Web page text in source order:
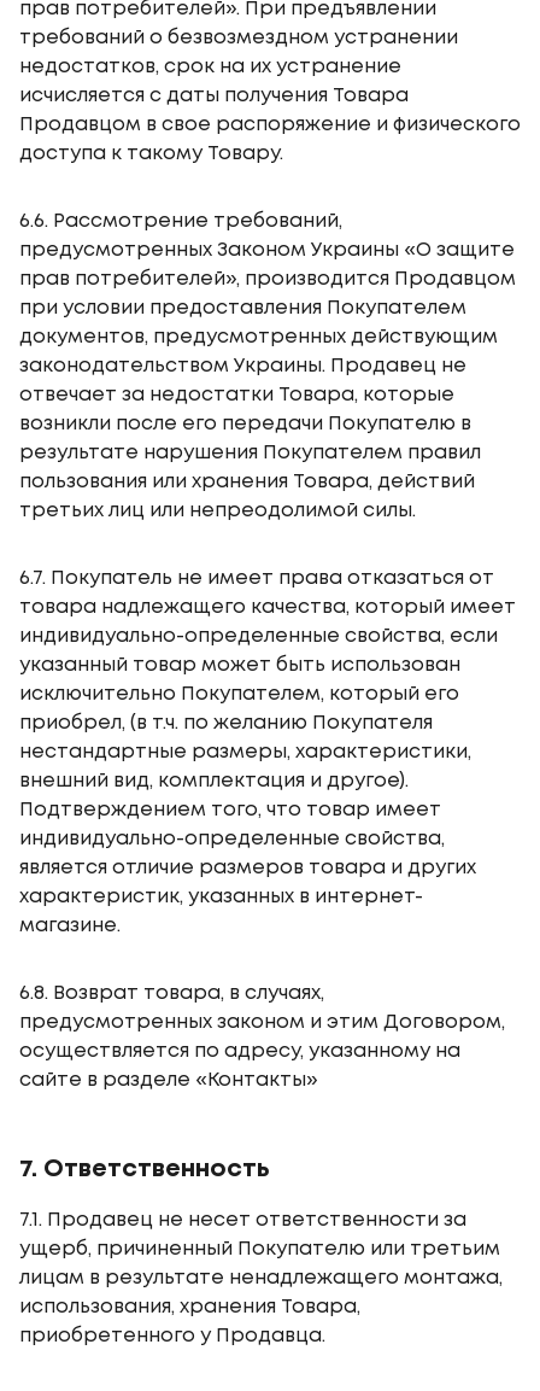
прав потребителей». При предъявлении
требований о безвозмездном устранении
недостатков, срок на их устранение
исчисляется с даты получения Товара
Продавцом в свое распоряжение и физического
доступа к такому Товару.
6.6. Рассмотрение требований,
предусмотренных Законом Украины «О защите
прав потребителей», производится Продавцом
при условии предоставления Покупателем
документов, предусмотренных действующим
законодательством Украины. Продавец не
отвечает за недостатки Товара, которые
возникли после его передачи Покупателю в
результате нарушения Покупателем правил
пользования или хранения Товара, действий
третьих лиц или непреодолимой силы.
6.7. Покупатель не имеет права отказаться от
товара надлежащего качества, который имеет
индивидуально-определенные свойства, если
указанный товар может быть использован
исключительно Покупателем, который его
приобрел, (в т.ч. по желанию Покупателя
нестандартные размеры, характеристики,
внешний вид, комплектация и другое).
Подтверждением того, что товар имеет
индивидуально-определенные свойства,
является отличие размеров товара и других
характеристик, указанных в интернет-
магазине.
6.8. Возврат товара, в случаях,
предусмотренных законом и этим Договором,
осуществляется по адресу, указанному на
сайте в разделе «Контакты»
7. Ответственность
7.1. Продавец не несет ответственности за
ущерб, причиненный Покупателю или третьим
лицам в результате ненадлежащего монтажа,
использования, хранения Товара,
приобретенного у Продавца.